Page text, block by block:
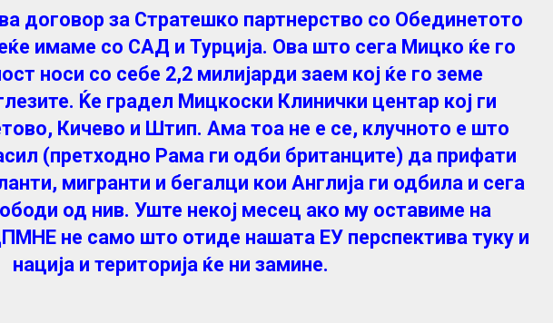
договор за Стратешко партнерство со Обединетото
имаме со САД и Турција. Ова што сега Мицко ќе го
носи со себе 2,2 милијарди заем кој ќе го земе
Ќе градел Мицкоски Клинички центар кој ги
Кичево и Штип. Ама тоа не е се, клучното е што
(претходно Рама ги одби британците) да прифати
мигранти и бегалци кои Англија ги одбила и сега
од нив. Уште некој месец ако му оставиме на
не само што отиде нашата ЕУ перспектива туку и
нација и територија ќе ни замине.